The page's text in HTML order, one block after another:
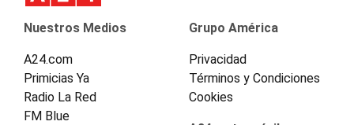
Nuestros Medios
A24.com
Primicias Ya
Radio La Red
FM Blue
Grupo América
Privacidad
Términos y Condiciones
Cookies